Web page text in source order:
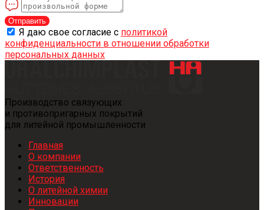
Отправить
Я даю свое согласие с политикой
конфиденциальности в отношении обработки
персональных данных
Производство связующих
и противопригарных покрытий
для литейной промышленности
Главная
О компании
Ответственность
История
О литейной химии
Инновации